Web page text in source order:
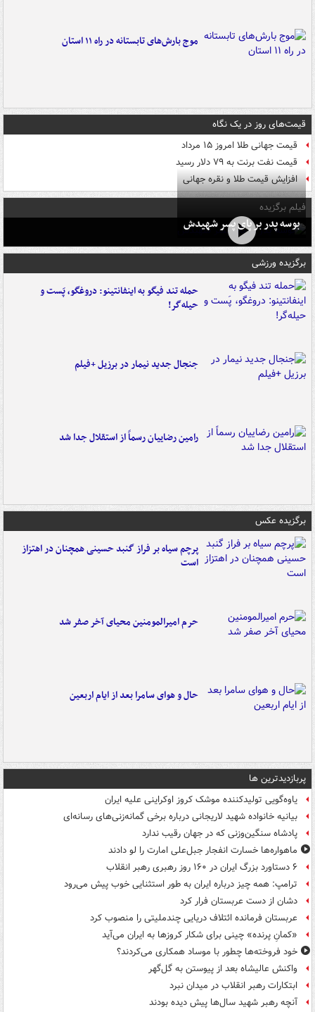
موج بارش‌های تابستانه در راه ۱۱ استان
قیمت‌های روز در یک نگاه
قیمت جهانی طلا امروز ۱۵ مرداد
قیمت نفت برنت به ۷۹ دلار رسید
افزایش قیمت طلا و نقره جهانی
فیلم برگزیده
بوسه‌ پدر بر پای پسر شهیدش
برگزیده ورزشی
حمله تند فیگو به اینفانتینو: دروغگو، پَست‌ و
حیله‌گر!
جنجال جدید نیمار در برزیل +فیلم
رامین رضاییان رسماً از استقلال جدا شد
برگزیده عکس
پرچم سیاه بر فراز گنبد حسینی همچنان در اهتزاز
است
حرم امیرالمومنین محیای آخر صفر شد
حال و هوای سامرا بعد از ایام اربعین
پربازدیدترین ها
یاوه‌گویی تولیدکننده موشک کروز اوکراینی علیه ایران
بیانیه خانواده شهید لاریجانی درباره برخی گمانه‌زنی‌های رسانه‌ای
پادشاه سنگین‌وزنی که در جهان رقیب ندارد
ماهواره‌ها خسارت انفجار جبل‌علی امارت را لو دادند
۶ دستاورد بزرگ ایران در ۱۶۰ روز رهبری رهبر انقلاب
ترامپ: همه چیز درباره ایران به طور استثنایی خوب پیش می‌رود
دشان از دست عربستان فرار کرد
عربستان فرمانده ائتلاف دریایی چندملیتی را منصوب کرد
«کمانِ پرنده» چینی برای شکار کروزها به ایران می‌آید
خود فروخته‌ها چطور با موساد همکاری می‌کردند؟
واکنش عالیشاه بعد از پیوستن به گل‌گهر
ابتکارات رهبر انقلاب در میدان نبرد
آنچه رهبر شهید سال‌ها پیش دیده بودند